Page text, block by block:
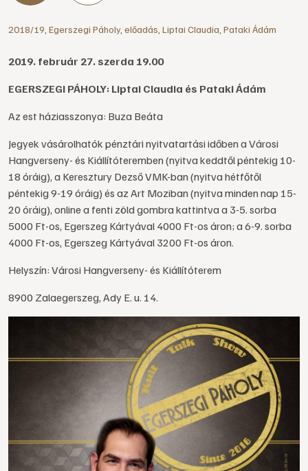
2018/19 Egerszegi Páholy, előadás Liptai Claudia Pataki Ádám
2019. február 27. szerda 19.00
EGERSZEGI PÁHOLY: Liptai Claudia és Pataki Ádám
Az est háziasszonya: Buza Beáta
Jegyek vásárolhatók pénztári nyitvatartási időben a Városi
Hangverseny- és Kiállítóteremben (nyitva keddtől péntekig 10-
18 óráig), a Keresztury Dezső VMK-ban (nyitva hétfőtől
péntekig 9-19 óráig) és az Art Moziban (nyitva minden nap 15-
20 óráig), online a fenti zöld gombra kattintva a 3-5. sorba
5000 Ft-os, Egerszeg Kártyával 4000 Ft-os áron; a 6-9. sorba
4000 Ft-os, Egerszeg Kártyával 3200 Ft-os áron.
Helyszín: Városi Hangverseny- és Kiállítóterem
8900 Zalaegerszeg, Ady E. u. 14.